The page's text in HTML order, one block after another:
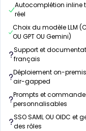
Autocomplétion inline
réel
Choix du modèle LLM
OU GPT OU Gemini)
Support et
français
Déploiement on-
air-gapped
Prompts et
personnalisables
SSO SAML OU OIDC et
des rôles